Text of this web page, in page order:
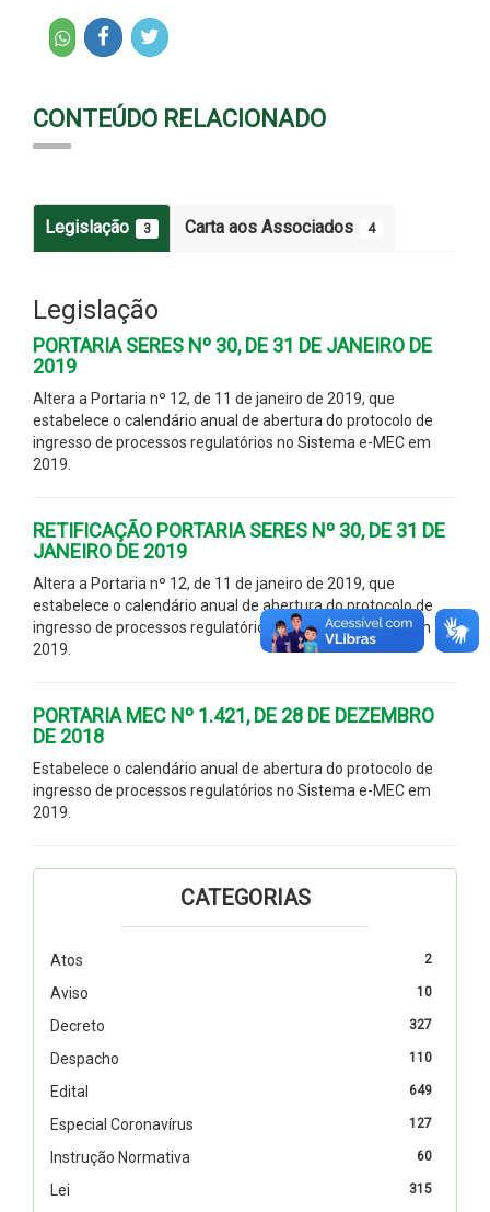
CONTEÚDO RELACIONADO
Legislação 3 Carta aos Associados 4
Legislação
PORTARIA SERES Nº 30, DE 31 DE JANEIRO DE
2019
Altera a Portaria nº 12, de 11 de janeiro de 2019, que
estabelece o calendário anual de abertura do protocolo de
ingresso de processos regulatórios no Sistema e-MEC em
2019.
RETIFICAÇÃO PORTARIA SERES Nº 30, DE 31 DE
JANEIRO DE 2019
Altera a Portaria nº 12, de 11 de janeiro de 2019, que
estabelece o calendário anual de abertura do protocolo de
ingresso de processos regulatórios no Sistema e-MEC em
2019.
PORTARIA MEC Nº 1.421, DE 28 DE DEZEMBRO
DE 2018
Estabelece o calendário anual de abertura do protocolo de
ingresso de processos regulatórios no Sistema e-MEC em
2019.
CATEGORIAS
2
Atos
10
Aviso
327
Decreto
110
Despacho
649
Edital
127
Especial Coronavírus
60
Instrução Normativa
315
Lei